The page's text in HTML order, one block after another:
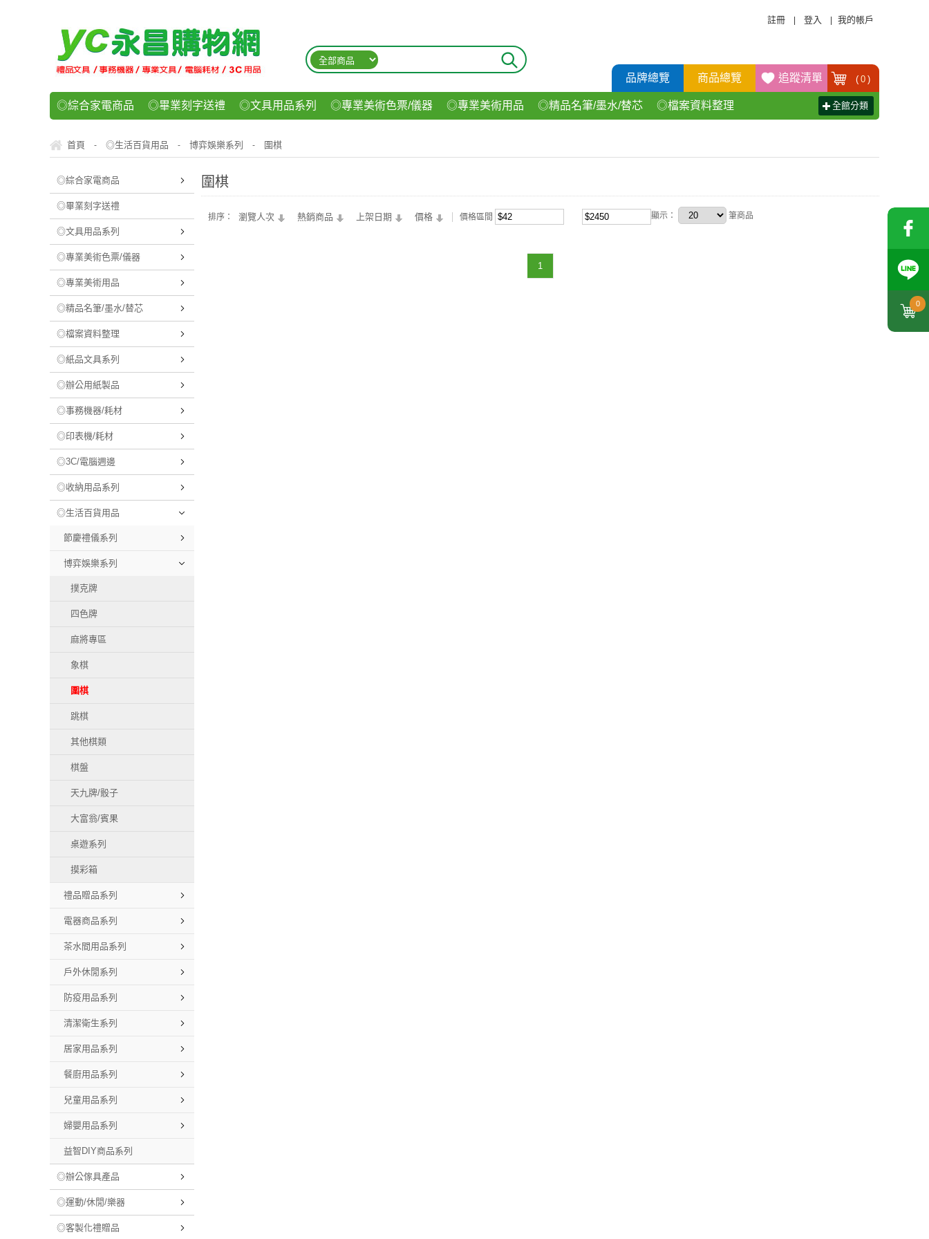
0
註冊 登入 我的帳戶
品牌總覽 商品總覽 追蹤清單 ( 0 )
◎綜合家電商品 ◎畢業刻字送禮 ◎文具用品系列 ◎專業美術色票/儀器 ◎專業美術用品 ◎精品名筆/墨水/替芯 ◎檔案資料整理
◎運動/休閒/樂器 ◎客製化禮贈品 ◎食品/零食/飲料
全館分類
首頁 - ◎生活百貨用品 - 博弈娛樂系列 - 圍棋
◎綜合家電商品
◎畢業刻字送禮
◎文具用品系列
◎專業美術色票/儀器
◎專業美術用品
◎精品名筆/墨水/替芯
◎檔案資料整理
◎紙品文具系列
◎辦公用紙製品
◎事務機器/耗材
◎印表機/耗材
◎3C/電腦週邊
◎收納用品系列
◎生活百貨用品
節慶禮儀系列
博弈娛樂系列
撲克牌
四色牌
麻將專區
象棋
圍棋
跳棋
其他棋類
棋盤
天九牌/骰子
大富翁/賓果
桌遊系列
摸彩箱
禮品贈品系列
電器商品系列
茶水間用品系列
戶外休閒系列
防疫用品系列
清潔衛生系列
居家用品系列
餐廚用品系列
兒童用品系列
婦嬰用品系列
益智DIY商品系列
◎辦公傢具產品
◎運動/休閒/樂器
◎客製化禮贈品
圍棋
排序： 瀏覽人次 熱銷商品 上架日期 價格 價格區間 顯示： 筆商品
1